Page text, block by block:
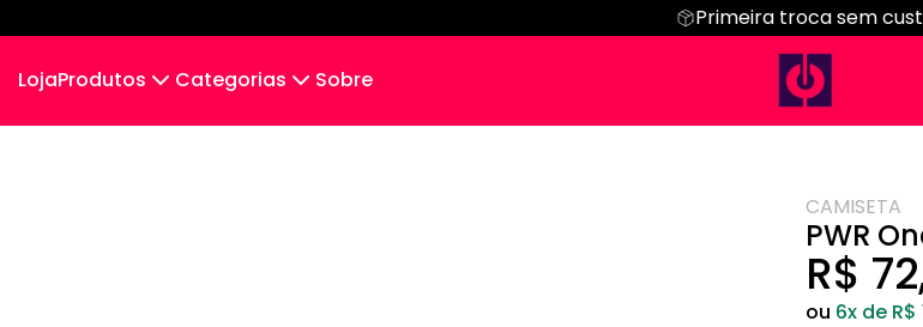
Primeira troca sem
LojaProdutos
Camiseta
Camiseta Infantil Regata
Categorias
Tradicionais
Sobre
CAMISETA
PWR
R$
ou 6x de